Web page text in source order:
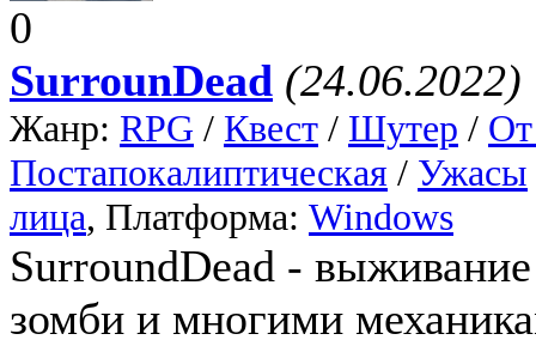
0
SurrounDead (24.06.2022)
Жанр: RPG / Квест / Шутер / От
Постапокалиптическая / Ужасы
лица, Платформа: Windows
SurroundDead -
зомби и многими